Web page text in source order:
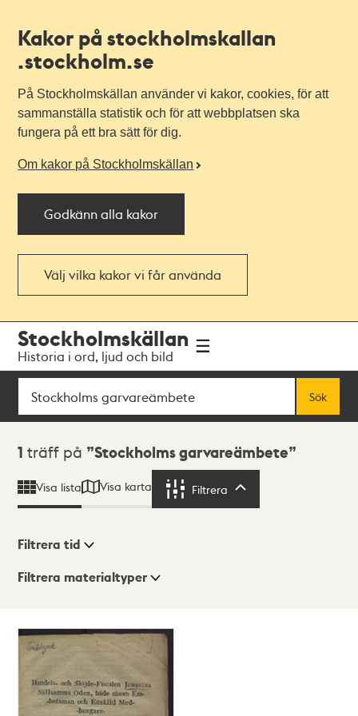
Kakor på stockholmskallan
.stockholm.se
På Stockholmskällan använder vi kakor, cookies, för att
sammanställa statistik och för att webbplatsen ska
fungera på ett bra sätt för dig.
Om kakor på Stockholmskällan
Godkänn alla kakor
Välj vilka kakor vi får använda
navigationen
huvudinnehållet
Stockholmskällan
Historia i ord, ljud och bild
Sök
Sök
Sökresultat
1 träff på Stockholms garvareämbete
Visa lista Visa karta Filtrera
Visningsläge
Lista
Karta
Filtrera tid
Filtrera materialtyper
träffar